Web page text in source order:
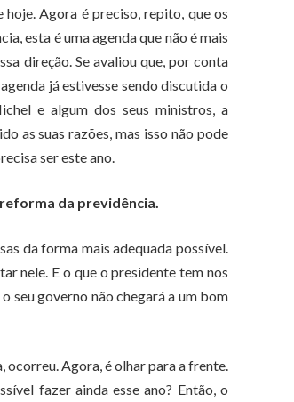
Agora é preciso, repito, que os
esta é uma agenda que não é mais
direção. Se avaliou que, por conta
já estivesse sendo discutida o
e algum dos seus ministros, a
as suas razões, mas isso não pode
ser este ano.
da previdência.
da forma mais adequada possível.
nele. E o que o presidente tem nos
seu governo não chegará a um bom
ocorreu. Agora, é olhar para a frente.
fazer ainda esse ano? Então, o